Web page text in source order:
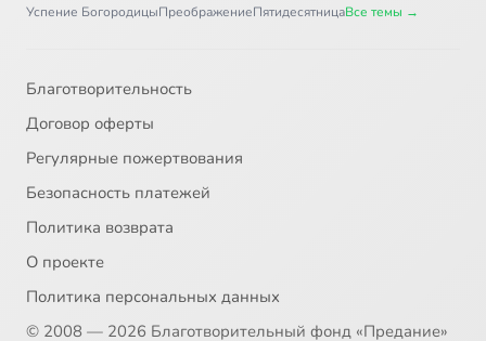
Успение БогородицыПреображениеПятидесятницаВсе темы →
Благотворительность
Договор оферты
Регулярные пожертвования
Безопасность платежей
Политика возврата
О проекте
Политика персональных данных
© 2008 — 2026 Благотворительный фонд «Предание»